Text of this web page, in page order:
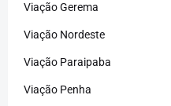
Viação Gerema
Viação Nordeste
Viação Paraipaba
Viação Penha